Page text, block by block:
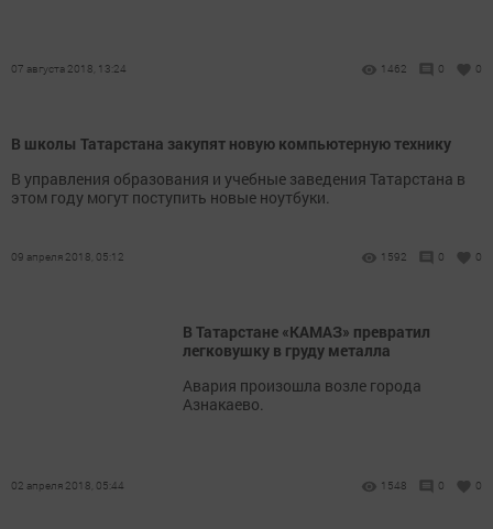
07 августа 2018, 13:24 1462 0 0
В школы Татарстана закупят новую компьютерную технику
В управления образования и учебные заведения Татарстана в
этом году могут поступить новые ноутбуки.
09 апреля 2018, 05:12 1592 0 0
В Татарстане «КАМАЗ» превратил
легковушку в груду металла
Авария произошла возле города
Азнакаево.
02 апреля 2018, 05:44 1548 0 0